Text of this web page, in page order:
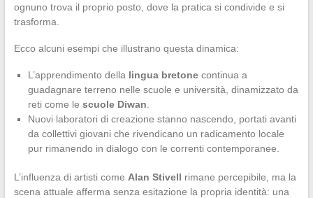
ognuno trova il proprio posto, dove la pratica si condivide e si
trasforma.
Ecco alcuni esempi che illustrano questa dinamica:
L’apprendimento della lingua bretonecontinua a
guadagnare terreno nelle scuole e università, dinamizzato da
reti come le scuole Diwan
Nuovi laboratori di creazione stanno nascendo, portati avanti
da collettivi giovani che rivendicano un radicamento locale
pur rimanendo in dialogo con le correnti contemporanee.
L’influenza di artisti come Alan Stivell rimane percepibile, ma la
scena attuale afferma senza esitazione la propria identità: una